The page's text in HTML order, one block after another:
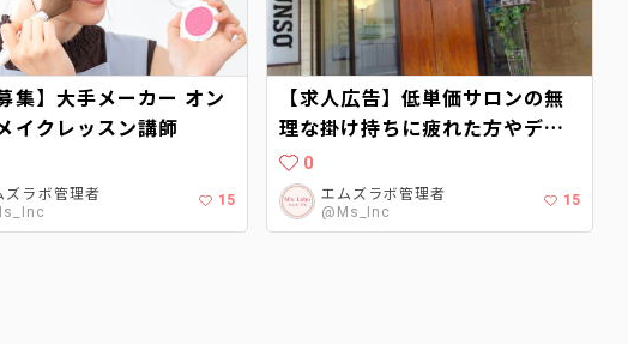
集】大手メーカー オン
イクレッスン講師
ズラボ管理者 15
【求人広告】低単価サロンの無
理な掛け持ちに疲れた方やデビ
ューしたての方に最適な職場で
す！高歩合の充実保障
0
エムズラボ管理者
@Ms_Inc
15